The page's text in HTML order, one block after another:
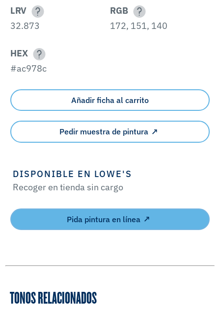
LRV
32.873
RGB
172, 151, 140
HEX
#ac978c
Añadir ficha al carrito
Pedir muestra de pintura
DISPONIBLE EN LOWE'S
Recoger en tienda sin cargo
Pida pintura en línea
TONOS RELACIONADOS